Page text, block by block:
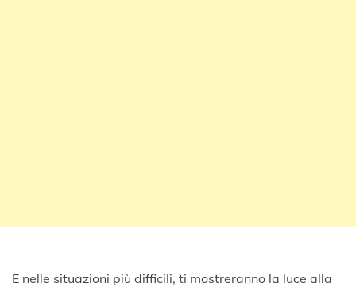
E nelle situazioni più difficili, ti mostreranno la luce alla